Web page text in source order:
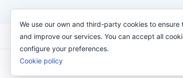
We use our own and third-party cookies to
and improve our services. You can accept all
configure your preferences.
Cookie policy